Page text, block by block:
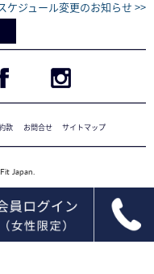
ケジュール変更のお知らせ >>
款 お問合せ サイトマップ
Japan.